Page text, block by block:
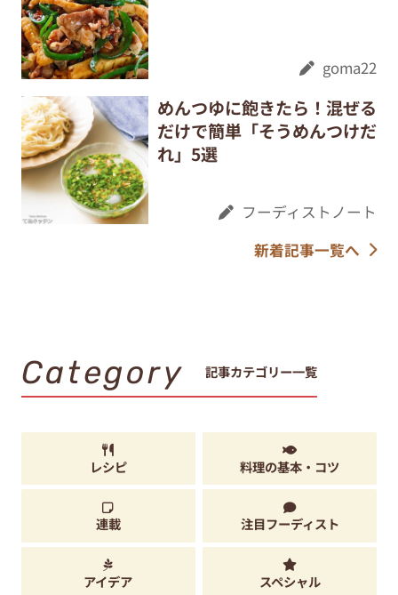
goma22
めんつゆに飽きたら！混ぜる
だけで簡単「そうめんつけだ
れ」5選
フーディストノート
新着記事一覧へ
Category 記事カテゴリー一覧
レシピ 料理の基本・コツ
連載 注目フーディスト
アイデア スペシャル